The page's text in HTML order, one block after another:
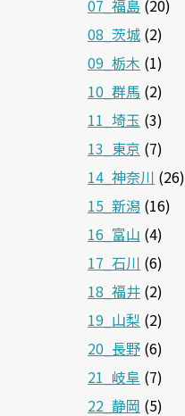
07_福島 (20)
08_茨城 (2)
09_栃木 (1)
10_群馬 (2)
11_埼玉 (3)
13_東京 (7)
14_神奈川 (26)
15_新潟 (16)
16_富山 (4)
17_石川 (6)
18_福井 (2)
19_山梨 (2)
20_長野 (6)
21_岐阜 (7)
22_静岡 (5)